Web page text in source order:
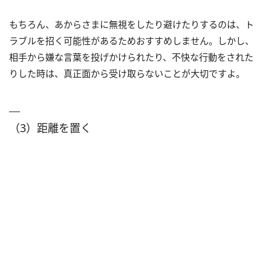
もちろん、あからさまに無視をしたり避けたりするのは、ト
ラブルを招く可能性があるためおすすめしません。しかし、
相手から嫌な言葉を投げかけられたり、不快な行動をされた
りした時は、真正面から受け取らないことが大切ですよ。
（3）距離を置く